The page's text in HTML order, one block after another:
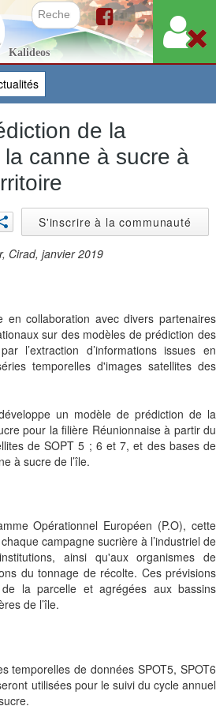
Kalideos
de la
canne à sucre à
S'inscrire à la communauté
Cirad, janvier 2019
collaboration avec divers partenaires
sur des modèles de prédiction des
l’extraction d’informations issues en
temporelles d'images satellites des
un modèle de prédiction de la
pour la filière Réunionnaise à partir du
de SOPT 5 ; 6 et 7, et des bases de
à sucre de l’île.
Opérationnel Européen (P.O)​, cette
campagne sucrière à l’industriel de
ainsi qu'aux organismes de
du tonnage de récolte. Ces prévisions
la parcelle et agrégées aux bassins
de l’île.
temporelles de données SPOT5, SPOT6
utilisées pour le suivi du cycle annuel